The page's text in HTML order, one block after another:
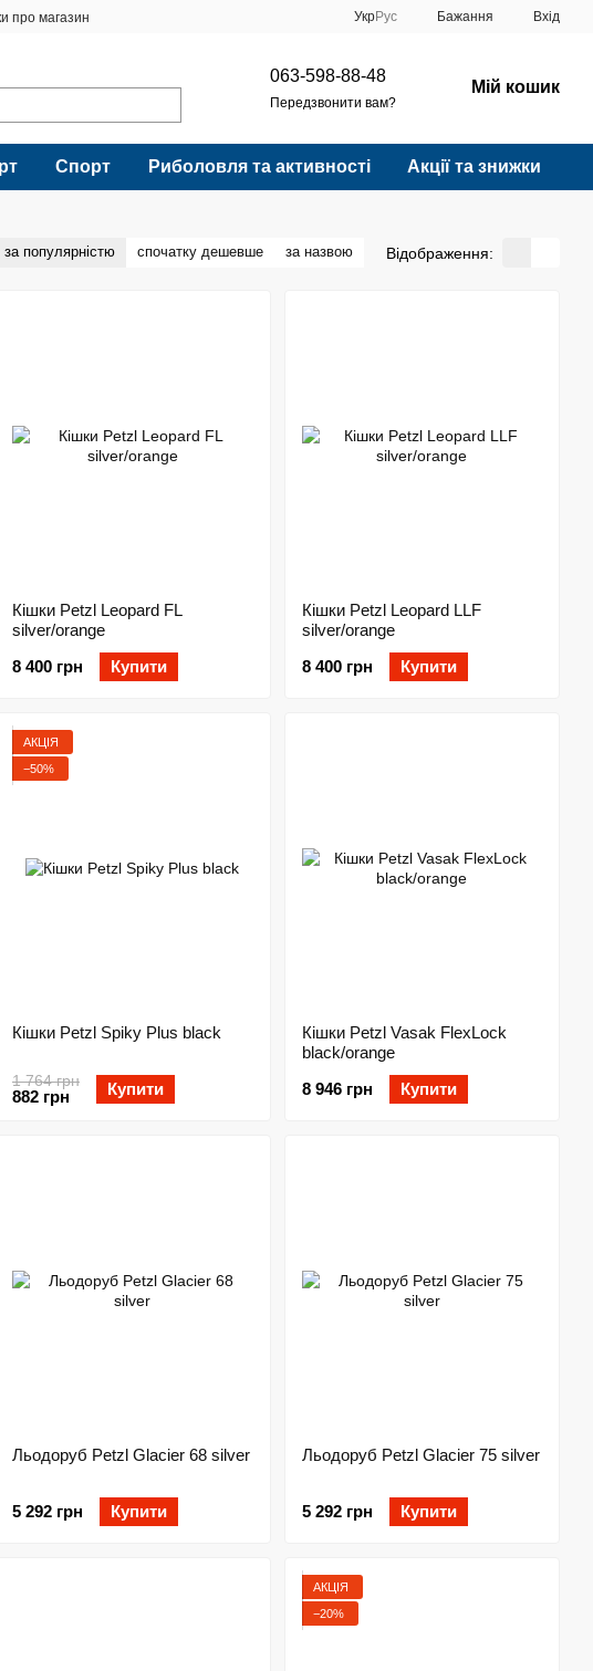
про магазин УкрРус Бажання Вхід
063-598-88-48
Передзвонити вам?
Мій кошик
Спорт Риболовля та активності Акції та знижки
за популярністю спочатку дешевше за назвою Відображення:
Кішки Petzl Leopard FL
silver/orange
8 400 грн
Купити
Кішки Petzl Leopard LLF
silver/orange
8 400 грн
Купити
АКЦІЯ
−50%
Кішки Petzl Spiky Plus black
1 764 грн
882 грн Купити
Кішки Petzl Vasak FlexLock
black/orange
8 946 грн
Купити
Льодоруб Petzl Glacier 68 silver
5 292 грн Купити
Льодоруб Petzl Glacier 75 silver
5 292 грн Купити
АКЦІЯ
−20%